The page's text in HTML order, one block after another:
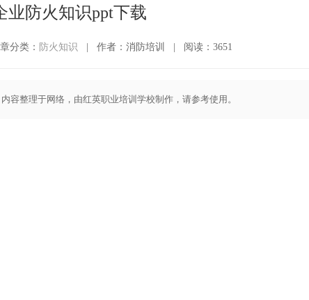
业防火知识ppt下载
分类： 防火知识 作者：消防培训 阅读：3651
容整理于网络，由红英职业培训学校制作，请参考使用。